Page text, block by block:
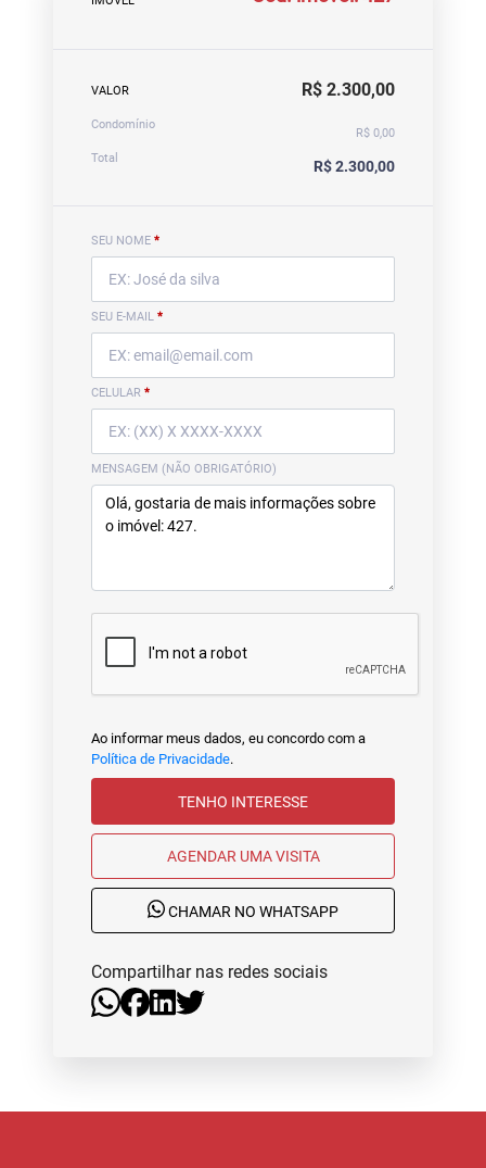
VALOR R$ 2.300,00
Condomínio
R$ 0,00
Total
R$ 2.300,00
SEU NOME *
SEU E-MAIL *
CELULAR *
MENSAGEM (NÃO OBRIGATÓRIO)
Ao informar meus dados, eu concordo com a
Política de Privacidade.
TENHO INTERESSE
AGENDAR UMA VISITA
CHAMAR NO WHATSAPP
Compartilhar nas redes sociais